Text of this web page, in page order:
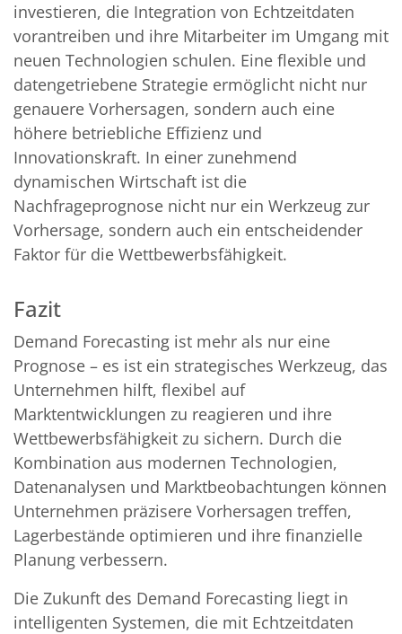
investieren, die Integration von Echtzeitdaten
vorantreiben und ihre Mitarbeiter im Umgang mit
neuen Technologien schulen. Eine flexible und
datengetriebene Strategie ermöglicht nicht nur
genauere Vorhersagen, sondern auch eine
höhere betriebliche Effizienz und
Innovationskraft. In einer zunehmend
dynamischen Wirtschaft ist die
Nachfrageprognose nicht nur ein Werkzeug zur
Vorhersage, sondern auch ein entscheidender
Faktor für die Wettbewerbsfähigkeit.
Fazit
Demand Forecasting ist mehr als nur eine
Prognose – es ist ein strategisches Werkzeug, das
Unternehmen hilft, flexibel auf
Marktentwicklungen zu reagieren und ihre
Wettbewerbsfähigkeit zu sichern. Durch die
Kombination aus modernen Technologien,
Datenanalysen und Marktbeobachtungen können
Unternehmen präzisere Vorhersagen treffen,
Lagerbestände optimieren und ihre finanzielle
Planung verbessern.
Die Zukunft des Demand Forecasting liegt in
intelligenten Systemen, die mit Echtzeitdaten